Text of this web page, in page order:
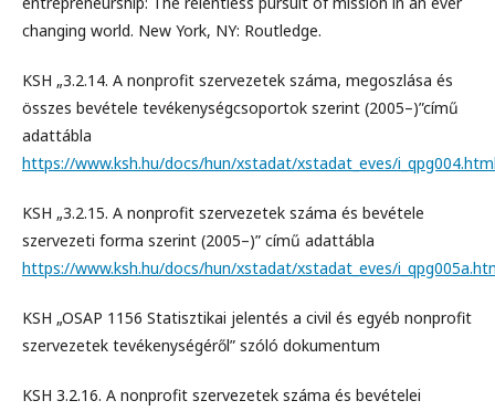
changing world. New York, NY: Routledge.
KSH „3.2.14. A nonprofit szervezetek száma, megoszlása és
összes bevétele tevékenységcsoportok szerint (2005–)”című
adattábla
https://www.ksh.hu/docs/hun/xstadat/xstadat_eves/
KSH „3.2.15. A nonprofit szervezetek száma és bevétele
szervezeti forma szerint (2005–)” című adattábla
https://www.ksh.hu/docs/hun/xstadat/xstadat_eves/
KSH „OSAP 1156 Statisztikai jelentés a civil és egyéb nonprofit
szervezetek tevékenységéről” szóló dokumentum
KSH 3.2.16. A nonprofit szervezetek száma és bevételei